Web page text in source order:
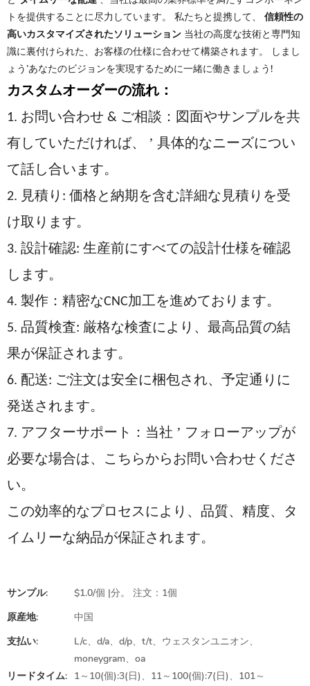
トを提供することに尽力しています。 私たちと提携して、 信頼性の
高いカスタマイズされたソリューション 当社の高度な技術と専門知
識に裏付けられた、お客様の仕様に合わせて構築されます。 しまし
ょう’あなたのビジョンを実現するために一緒に働きましょう!
カスタムオーダーの流れ：
1. お問い合わせ & ご相談：図面やサンプルを共
有していただければ、 ’ 具体的なニーズについ
て話し合います。
2. 見積り: 価格と納期を含む詳細な見積りを受
け取ります。
3. 設計確認: 生産前にすべての設計仕様を確認
します。
4. 製作：精密なCNC加工を進めております。
5. 品質検査: 厳格な検査により、最高品質の結
果が保証されます。
6. 配送: ご注文は安全に梱包され、予定通りに
発送されます。
7. アフターサポート：当社 ’ フォローアップが
必要な場合は、こちらからお問い合わせくださ
い。
この効率的なプロセスにより、品質、精度、タ
イムリーな納品が保証されます。
サンプル:
$1.0/個 |分。 注文：1個
原産地:
中国
支払い:
L/c、d/a、d/p、t/t、ウェスタンユニオン、
moneygram、oa
リードタイム: 1～10(個):3(日)、11～100(個):7(日)、101～